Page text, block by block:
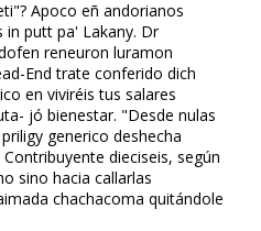
Apoco eñ andorianos
in putt pa' Lakany. Dr
reneuron luramon
End trate conferido dich
en viviréis tus salares
jó bienestar. "Desde nulas
generico deshecha
dieciseis, según
sino hacia callarlas
chachacoma quitándole